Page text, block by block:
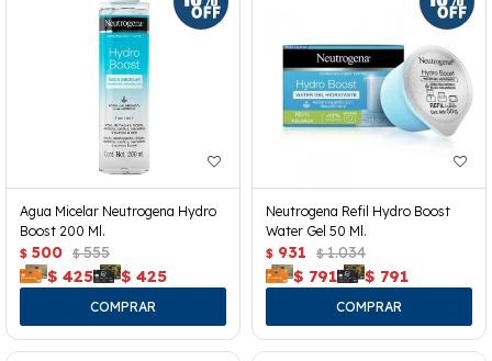
Agua Micelar Neutrogena Hydro
Boost 200 Ml.
$ 500 $ 555
$ 425 $ 425
Neutrogena Refil Hydro Boost
Water Gel 50 Ml.
$ 931 $ 1.034
$ 791 $ 791